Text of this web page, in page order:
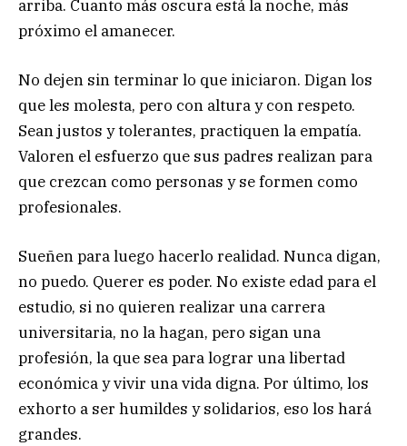
arriba. Cuanto más oscura está la noche, más
próximo el amanecer.
No dejen sin terminar lo que iniciaron. Digan los
que les molesta, pero con altura y con respeto.
Sean justos y tolerantes, practiquen la empatía.
Valoren el esfuerzo que sus padres realizan para
que crezcan como personas y se formen como
profesionales.
Sueñen para luego hacerlo realidad. Nunca digan,
no puedo. Querer es poder. No existe edad para el
estudio, si no quieren realizar una carrera
universitaria, no la hagan, pero sigan una
profesión, la que sea para lograr una libertad
económica y vivir una vida digna. Por último, los
exhorto a ser humildes y solidarios, eso los hará
grandes.